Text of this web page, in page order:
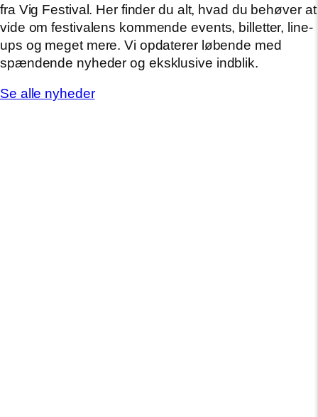
fra Vig Festival. Her finder du alt, hvad du behøver at
vide om festivalens kommende events, billetter, line-
ups og meget mere. Vi opdaterer løbende med
spændende nyheder og eksklusive indblik.
Se alle nyheder